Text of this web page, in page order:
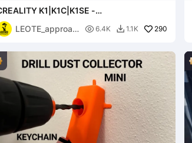
K1|K1C|K1SE -
НАПРАВЛЯЮЩАЯ ДЛЯ ТЕФЛОНОВОЙ
V3 [ДЛЯ НАДСТАВКИ КРЫШКИ
V3]
LEOTE_approac
 6.4K  1.1K 290